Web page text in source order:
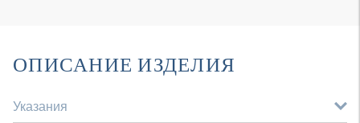
ОПИСАНИЕ ИЗДЕЛИЯ
Указания